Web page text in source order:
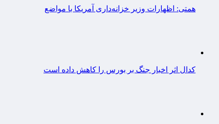
همتی: اظهارات وزیر خزانه‌داری آمریکا با مواضع
کدال اثر اخبار جنگ بر بورس را کاهش داده است